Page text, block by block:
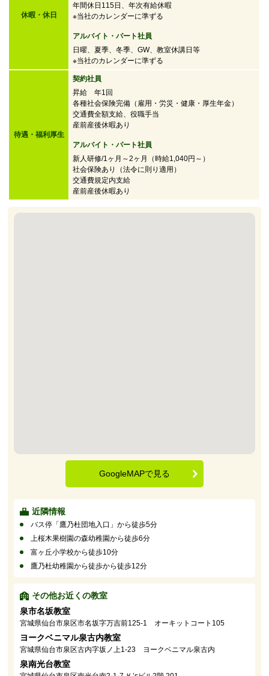
休暇・休日
年間休日115日、年次有給休暇
※当社のカレンダーに準ずる
アルバイト・パート社員
日曜、夏季、冬季、GW、教室休講日等
※当社のカレンダーに準ずる
待遇・福利厚生
契約社員
昇給 年1回
各種社会保険完備（雇用・労災・健康・厚生年金）
交通費全額支給、役職手当
産前産後休暇あり
アルバイト・パート社員
新人研修/1ヶ月～2ヶ月（時給1,040円～）
社会保険あり（法令に則り適用）
交通費規定内支給
産前産後休暇あり
GoogleMAPで見る
近隣情報
バス停「鷹乃杜団地入口」から徒歩5分
上桜木果樹園の森幼稚園から徒歩6分
富ヶ丘小学校から徒歩10分
鷹乃杜幼稚園から徒歩から徒歩12分
その他お近くの教室
泉市名坂教室
宮城県仙台市泉区市名坂字万吉前125-1 オーキットコート105
ヨークベニマル泉古内教室
宮城県仙台市泉区古内字坂ノ上1-23 ヨークベニマル泉古内
泉南光台教室